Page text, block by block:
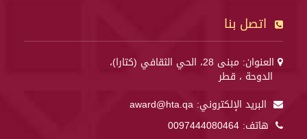
اتصل بنا
العنوان: مبنى 28، الحي الثقافي (كتارا)،
الدوحة ، قطر
البريد الإلكتروني: award@hta.qa
هاتف: 0097444080464